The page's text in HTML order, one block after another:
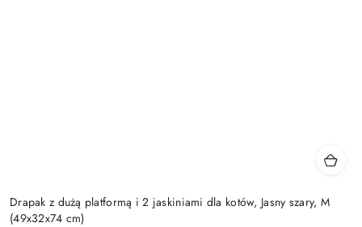
Drapak z dużą platformą i 2 jaskiniami dla kotów, Jasny szary, M
(49x32x74 cm)